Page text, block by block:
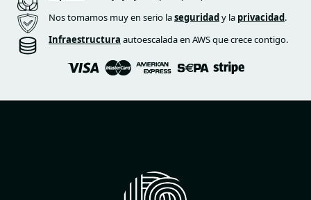
Nos tomamos muy en serio laseguridady la privacidad.
Infraestructura autoescalada en AWS que crece contigo.